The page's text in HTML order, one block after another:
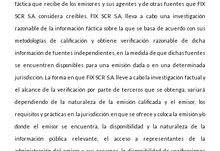
fáctica que recibe de los emisores y sus agentes y de otras fuentes que FIX
SCR S.A. considera creíbles. FIX SCR S.A. lleva a cabo una investigación
razonable de la información fáctica sobre la que se basa de acuerdo con sus
metodologías de calificación y obtiene verificación razonable de dicha
información de fuentes independientes, en la medida de que dichas fuentes
se encuentren disponibles para una emisión dada o en una determinada
jurisdicción. La forma en que FIX SCR S.A. lleve a cabo la investigación factual y
el alcance de la verificación por parte de terceros que se obtenga, variará
dependiendo de la naturaleza de la emisión calificada y el emisor, los
requisitos y prácticas en la jurisdicción en que se ofrece y coloca la emisión y/o
donde el emisor se encuentra, la disponibilidad y la naturaleza de la
información pública relevante, el acceso a representantes de la